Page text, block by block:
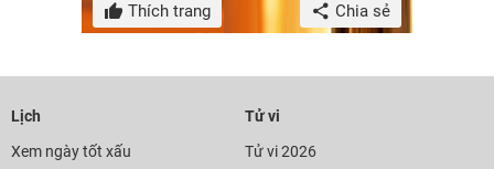
Thích trang Chia sẻ
Lịch
Xem ngày tốt xấu
Tử vi
Tử vi 2026